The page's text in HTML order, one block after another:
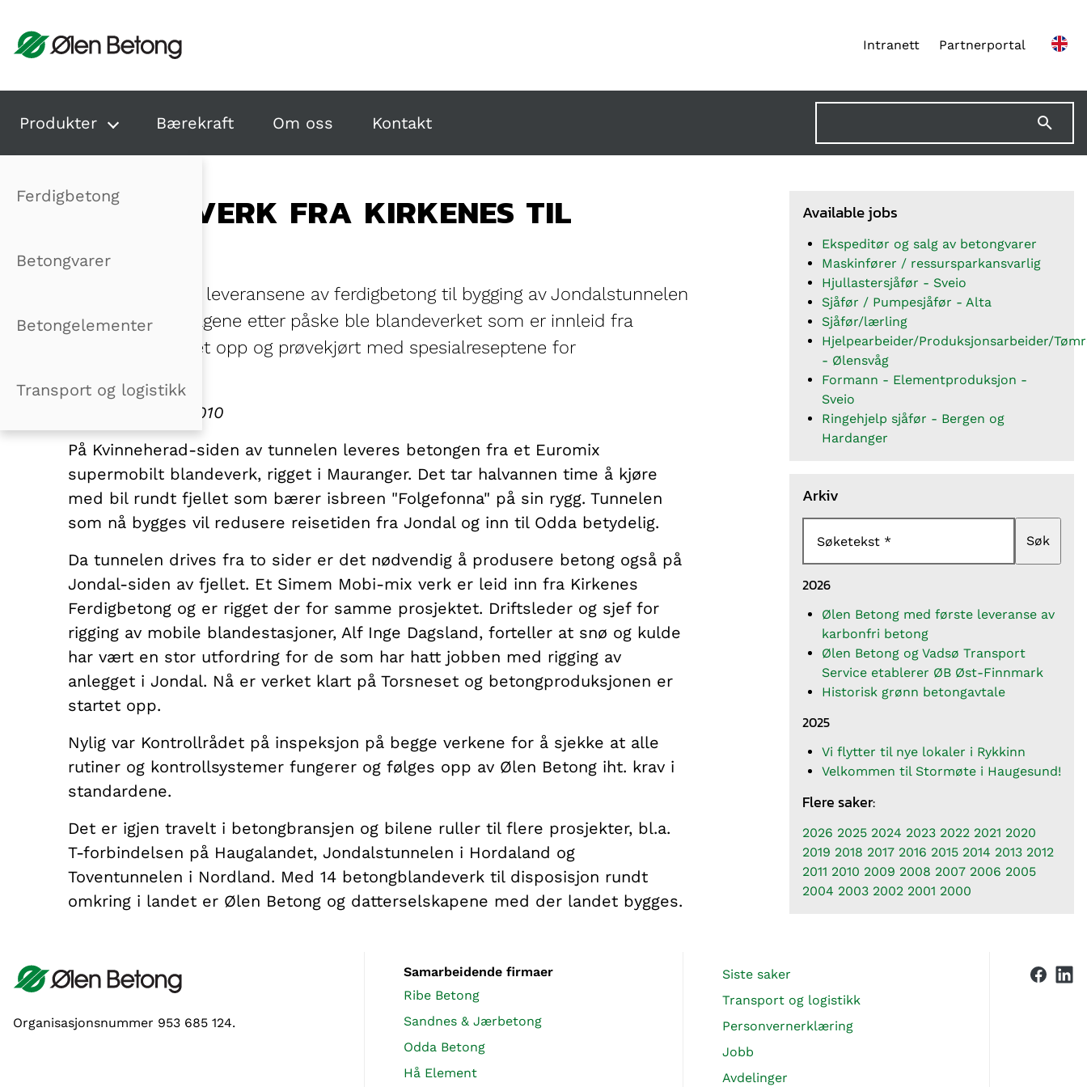
Intranett
Partnerportal
Produkter
Ferdigbetong
Betongvarer
Betongelementer
Transport og logistikk
Bærekraft Om oss Kontakt
BLANDEVERK FRA KIRKENES TIL
JONDAL
Ølen Betong har leveransene av ferdigbetong til bygging av Jondalstunnelen
i Hordaland. I dagene etter påske ble blandeverket som er innleid fra
Finnmark, startet opp og prøvekjørt med spesialreseptene for
Publisert: 14.04.2010
På Kvinneherad-siden av tunnelen leveres betongen fra et Euromix
supermobilt blandeverk, rigget i Mauranger. Det tar halvannen time å kjøre
med bil rundt fjellet som bærer isbreen "Folgefonna" på sin rygg. Tunnelen
som nå bygges vil redusere reisetiden fra Jondal og inn til Odda betydelig.
Da tunnelen drives fra to sider er det nødvendig å produsere betong også på
Jondal-siden av fjellet. Et Simem Mobi-mix verk er leid inn fra Kirkenes
Ferdigbetong og er rigget der for samme prosjektet. Driftsleder og sjef for
rigging av mobile blandestasjoner, Alf Inge Dagsland, forteller at snø og kulde
har vært en stor utfordring for de som har hatt jobben med rigging av
anlegget i Jondal. Nå er verket klart på Torsneset og betongproduksjonen er
startet opp.
Nylig var Kontrollrådet på inspeksjon på begge verkene for å sjekke at alle
rutiner og kontrollsystemer fungerer og følges opp av Ølen Betong iht. krav i
standardene.
Det er igjen travelt i betongbransjen og bilene ruller til flere prosjekter, bl.a.
T-forbindelsen på Haugalandet, Jondalstunnelen i Hordaland og
Toventunnelen i Nordland. Med 14 betongblandeverk til disposisjon rundt
omkring i landet er Ølen Betong og datterselskapene med der landet bygges.
Available jobs
Ekspeditør og salg av betongvarer
Maskinfører / ressursparkansvarlig
Hjullastersjåfør - Sveio
Sjåfør / Pumpesjåfør - Alta
Sjåfør/lærling
Hjelpearbeider/Produksjonsarbeider/
- Ølensvåg
Formann - Elementproduksjon -
Sveio
Ringehjelp sjåfør - Bergen og
Hardanger
Arkiv
Søketekst Søk
2026
Ølen Betong med første leveranse av
karbonfri betong
Ølen Betong og Vadsø Transport
Service etablerer ØB Øst-Finnmark
Historisk grønn betongavtale
2025
Vi flytter til nye lokaler i Rykkinn
Velkommen til Stormøte i Haugesund!
Flere saker:
2026 2025 2024 2023 2022 2021 2020
2019 2018 2017 2016 2015 2014 2013 2012
2011 2010 2009 2008 2007 2006 2005
2004 2003 2002 2001 2000
Organisasjonsnummer 953 685 124.
Samarbeidende firmaer
Ribe Betong
Sandnes & Jærbetong
Odda Betong
Hå Element
Siste saker
Transport og logistikk
Personvernerklæring
Jobb
Avdelinger